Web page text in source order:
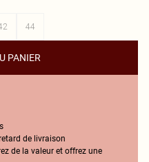
44
PANIER
de livraison
de la valeur et offrez une